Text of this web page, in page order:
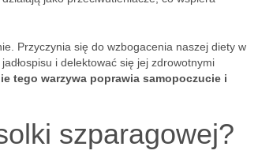
Przyczynia się do wzbogacenia naszej diety w
i delektować się jej zdrowotnymi
tego warzywa poprawia samopoczucie i
szparagowej?